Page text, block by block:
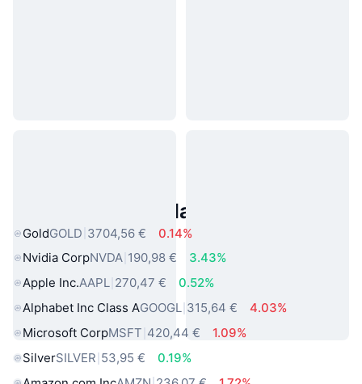
Asset reali popolari
GoldGOLD 3704,56 €
0.14%
Nvidia CorpNVDA 190,98 €
3.43%
Apple Inc.AAPL 270,47 €
0.52%
Alphabet Inc Class AGOOGL 315,64 €
4.03%
Microsoft CorpMSFT 420,44 €
1.09%
SilverSILVER 53,95 €
0.19%